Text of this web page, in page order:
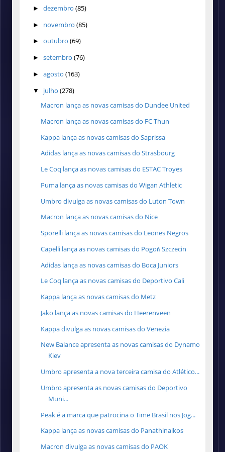
► dezembro (85)
► novembro (85)
► outubro (69)
► setembro (76)
► agosto (163)
▼ julho (278)
Macron lança as novas camisas do Dundee United
Macron lança as novas camisas do FC Thun
Kappa lança as novas camisas do Saprissa
Adidas lança as novas camisas do Strasbourg
Le Coq lança as novas camisas do ESTAC Troyes
Puma lança as novas camisas do Wigan Athletic
Umbro divulga as novas camisas do Luton Town
Macron lança as novas camisas do Nice
Sporelli lança as novas camisas do Leones Negros
Capelli lança as novas camisas do Pogoń Szczecin
Adidas lança as novas camisas do Boca Juniors
Le Coq lança as novas camisas do Deportivo Cali
Kappa lança as novas camisas do Metz
Jako lança as novas camisas do Heerenveen
Kappa divulga as novas camisas do Venezia
New Balance apresenta as novas camisas do Dynamo
Kiev
Umbro apresenta a nova terceira camisa do Atlético...
Umbro apresenta as novas camisas do Deportivo
Muni...
Peak é a marca que patrocina o Time Brasil nos Jog...
Kappa lança as novas camisas do Panathinaikos
Macron divulga as novas camisas do PAOK